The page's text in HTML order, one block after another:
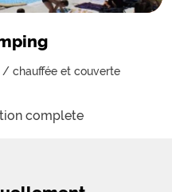
/ chauffée et couverte
complete